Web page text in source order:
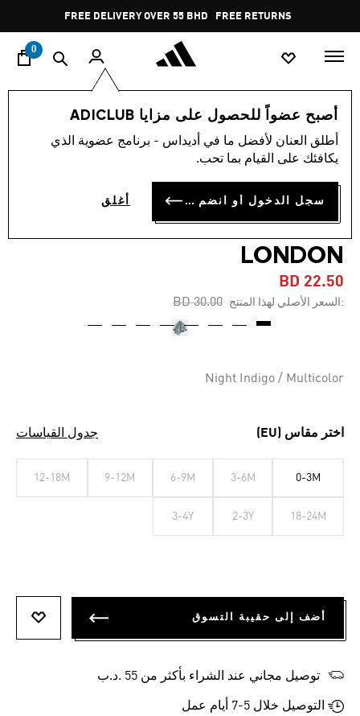
Pause
promotion
rotation
FREE DELIVERY OVER 55 BHD FREE RETURNS
0
أصبح عضواً للحصول على مزايا ADICLUB
أطلق العنان لأفضل ما في أديداس - برنامج عضوية الذي
يكافئك على القيام بما تحب.
سجل الدخول أو انضم الآن أغلق
الأطفال الملابس
-25%
بدلة رياضية للأطفال من
FIREBIRD X LIBERTY
LONDON
BD 22.50
:السعر الأصلي لهذا المنتج Price reduced from
BD 30.00
to
Night Indigo / Multicolor
اختر مقاس (EU) جدول القياسات
0-3M
3-6M
6-9M
9-12M
12-18M
18-24M
2-3Y
3-4Y
أضف إلى حقيبة التسوق
توصيل مجاني عند الشراء بأكثر من 55 .د.ب‎
التوصيل خلال 5-7 أيام عمل